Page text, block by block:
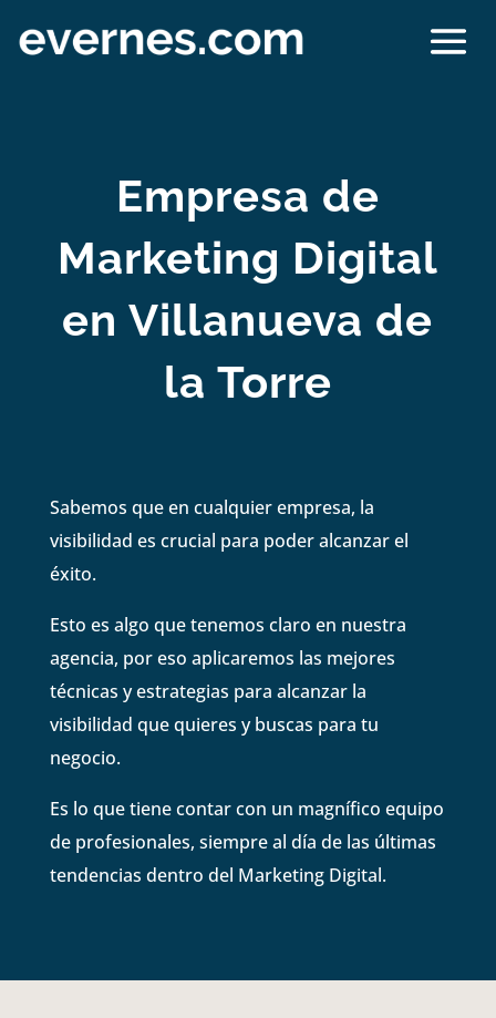
Empresa de
Marketing Digital
en Villanueva de
la Torre
Sabemos que en cualquier empresa, la
visibilidad es crucial para poder alcanzar el
éxito.
Esto es algo que tenemos claro en nuestra
agencia, por eso aplicaremos las mejores
técnicas y estrategias para alcanzar la
visibilidad que quieres y buscas para tu
negocio.
Es lo que tiene contar con un magnífico equipo
de profesionales, siempre al día de las últimas
tendencias dentro del Marketing Digital.